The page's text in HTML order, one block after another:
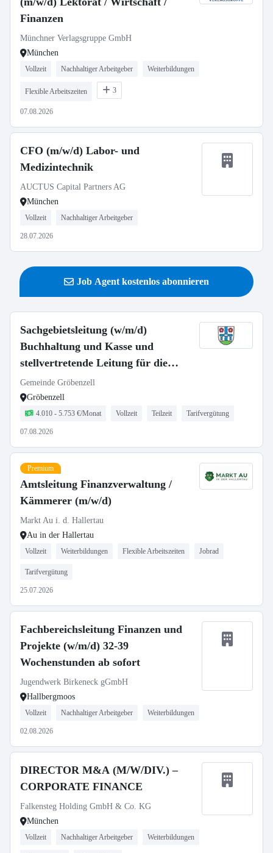
Finanzen
Münchner Verlagsgruppe GmbH
München
Vollzeit Nachhaltiger Arbeitgeber Weiterbildungen
Flexible Arbeitszeiten 3
07.08.2026
CFO (m/w/d) Labor- und
Medizintechnik
AUCTUS Capital Partners AG
München
Vollzeit Nachhaltiger Arbeitgeber
28.07.2026
Job Agent kostenlos abonnieren
Sachgebietsleitung (w/m/d)
Buchhaltung und Kasse und
stellvertretende Leitung für die
Finanzverwaltung
Gemeinde Gröbenzell
Gröbenzell
4.010 - 5.753 €/Monat Vollzeit Teilzeit Tarifvergütung
07.08.2026
Premium
Amtsleitung Finanzverwaltung /
Kämmerer (m/w/d)
Markt Au i. d. Hallertau
Au in der Hallertau
Vollzeit Weiterbildungen Flexible Arbeitszeiten Jobrad
Tarifvergütung
25.07.2026
Fachbereichsleitung Finanzen und
Projekte (w/m/d) 32-39
Wochenstunden ab sofort
Jugendwerk Birkeneck gGmbH
Hallbergmoos
Vollzeit Nachhaltiger Arbeitgeber Weiterbildungen
02.08.2026
DIRECTOR M&A (M/W/DIV.) –
CORPORATE FINANCE
Falkensteg Holding GmbH & Co. KG
München
Vollzeit Nachhaltiger Arbeitgeber Weiterbildungen